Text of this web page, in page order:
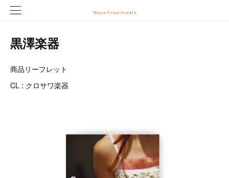
黒澤楽器
商品リーフレット
CL : クロサワ楽器